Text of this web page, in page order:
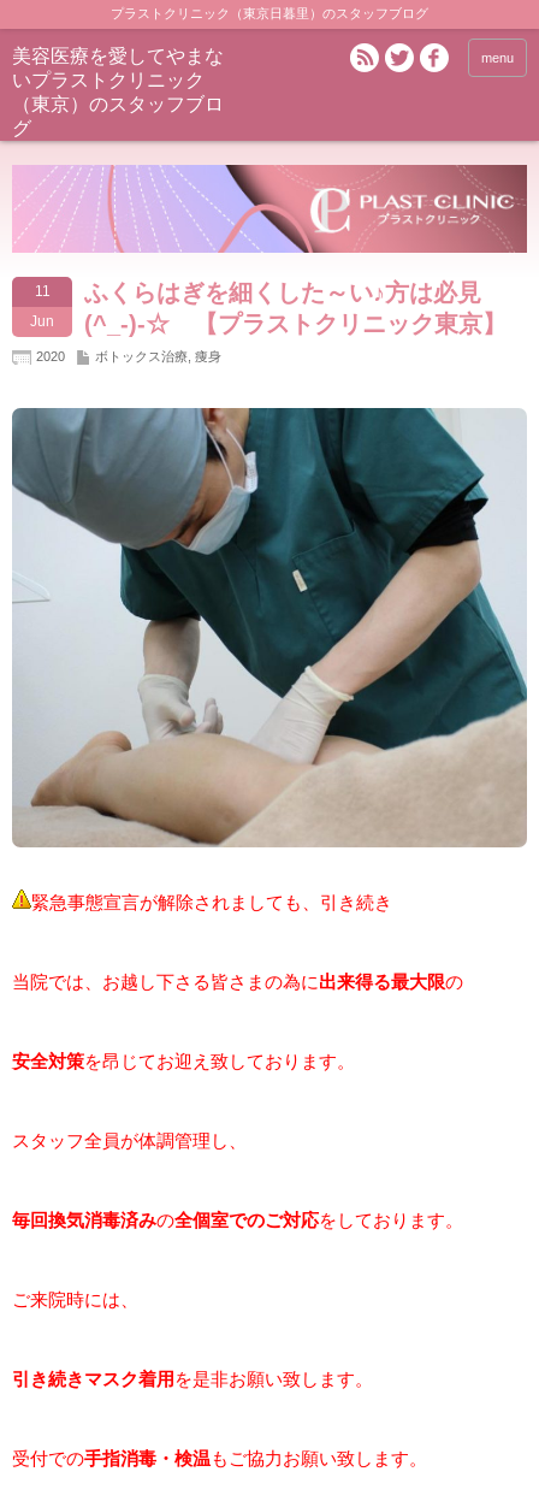
プラストクリニック（東京日暮里）のスタッフブログ
美容医療を愛してやまな
いプラストクリニック
（東京）のスタッフブロ
グ
menu
11
Jun
ふくらはぎを細くした～い♪方は必見
(^_-)-☆ 【プラストクリニック東京】
2020 ボトックス治療 痩身
緊急事態宣言が解除されましても、引き続き
当院では、お越し下さる皆さまの為に出来得る最大限の
安全対策を昂じてお迎え致しております。
スタッフ全員が体調管理し、
毎回換気消毒済みの全個室でのご対応をしております。
ご来院時には、
引き続きマスク着用 を是非お願い致します。
受付での手指消毒・検温もご協力お願い致します。